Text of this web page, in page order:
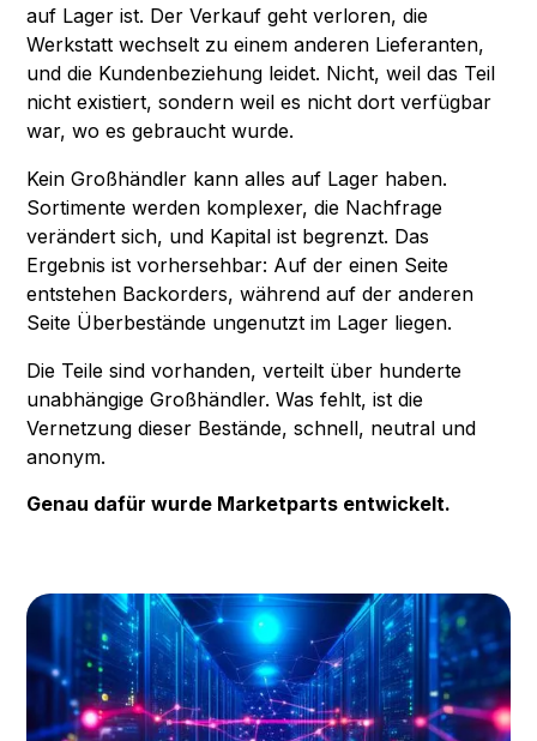
auf Lager ist. Der Verkauf geht verloren, die
Werkstatt wechselt zu einem anderen Lieferanten,
und die Kundenbeziehung leidet. Nicht, weil das Teil
nicht existiert, sondern weil es nicht dort verfügbar
war, wo es gebraucht wurde.
Kein Großhändler kann alles auf Lager haben.
Sortimente werden komplexer, die Nachfrage
verändert sich, und Kapital ist begrenzt. Das
Ergebnis ist vorhersehbar: Auf der einen Seite
entstehen Backorders, während auf der anderen
Seite Überbestände ungenutzt im Lager liegen.
Die Teile sind vorhanden, verteilt über hunderte
unabhängige Großhändler. Was fehlt, ist die
Vernetzung dieser Bestände, schnell, neutral und
anonym.
Genau dafür wurde Marketparts entwickelt.